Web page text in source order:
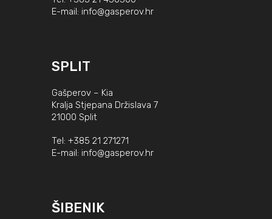
E-mail: info@gasperov.hr
SPLIT
Gašperov – Kia
Kralja Stjepana Držislava 7
21000 Split
Tel: +385 21 271271
E-mail: info@gasperov.hr
ŠIBENIK